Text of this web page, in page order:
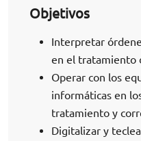
Objetivos
Interpretar
en el tratamiento
Operar con los
informáticas en
tratamiento y
Digitalizar y